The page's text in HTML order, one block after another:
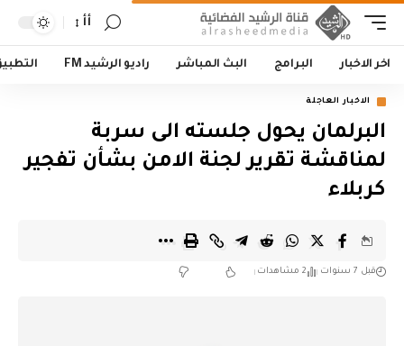
أأ
اخر الاخبار البرامج البث المباشر راديو الرشيد FM
الاخبار العاجلة
البرلمان يحول جلسته الى سربة
لمناقشة تقرير لجنة الامن بشأن تفجير
كربلاء
قبل 7 سنوات 2 مشاهدات